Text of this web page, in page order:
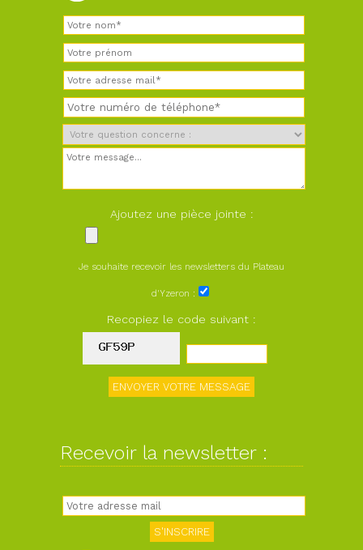
Ajoutez une pièce jointe :
Je souhaite recevoir les newsletters du Plateau
d'Yzeron :
Recopiez le code suivant :
Recevoir la newsletter :